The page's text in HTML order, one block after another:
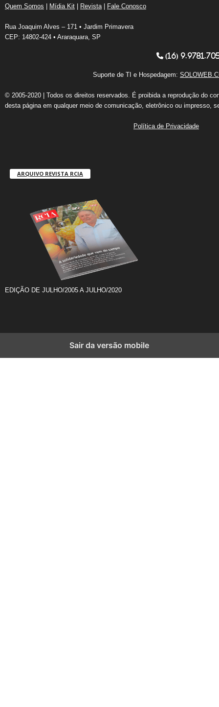
Quem Somos | Mídia Kit | Revista | Fale Conosco
Rua Joaquim Alves – 171 • Jardim Primavera
CEP: 14802-424 • Araraquara, SP
(16)
Suporte de TI e Hospedagem:
© 2005-2020 | Todos os direitos reservados. É proibida a reprodução do
desta página em qualquer meio de comunicação, eletrônico ou impresso,
Política de Privacidade
ARQUIVO REVISTA RCIA
EDIÇÃO DE JULHO/2005 A JULHO/2020
Sair da versão mobile